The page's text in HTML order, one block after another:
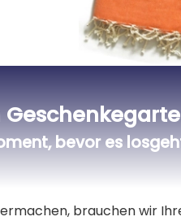
Fouta-Tuch
22,90 €
bevor es
brauchen wir